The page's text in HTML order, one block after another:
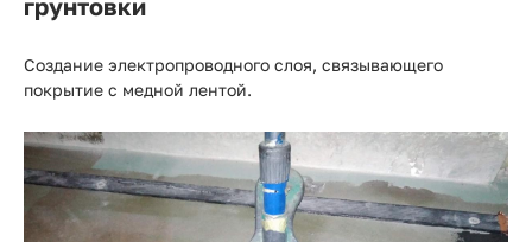
Создание электропроводного слоя, связывающего
покрытие с медной лентой.